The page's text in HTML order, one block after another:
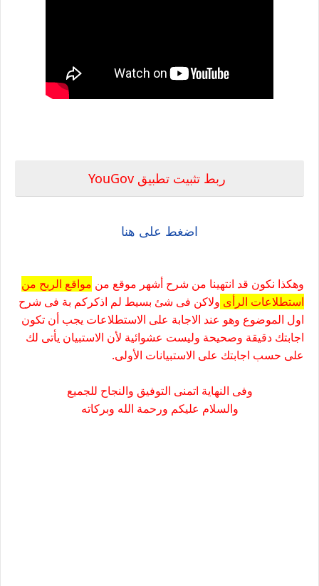
ربط تثبيت تطبيق YouGov
اضغط على هنا
وهكذا نكون قد انتهينا من شرح أشهر موقع من مواقع الربح من
استطلاعات الرأى ولاكن فى شئ بسيط لم اذكركم بة فى شرح
اول الموضوع وهو عند الاجابة على الاستطلاعات يجب أن تكون
اجابتك دقيقة وصحيحة وليست عشوائية لأن الاستبيان يأتى لك
على حسب اجابتك على الاستبيانات الأولى.
وفى النهاية اتمنى التوفيق والنجاح للجميع
والسلام عليكم ورحمة الله وبركاته